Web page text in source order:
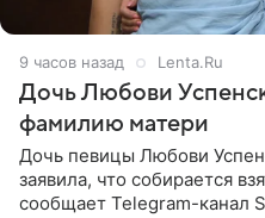
9 часов назад Lenta.Ru
Дочь Любови
фамилию матери
Дочь певицы Любови
заявила, что собирается
сообщает Telegram-канал